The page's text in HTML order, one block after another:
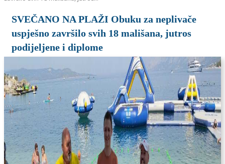
SVEČANO NA PLAŽI Obuku za neplivače
uspješno završilo svih 18 mališana, jutros
podijeljene i diplome